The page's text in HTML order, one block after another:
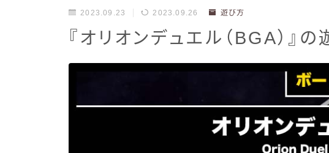
2023.09.23 2023.09.26 遊び方
『オリオンデュエル（BGA）』